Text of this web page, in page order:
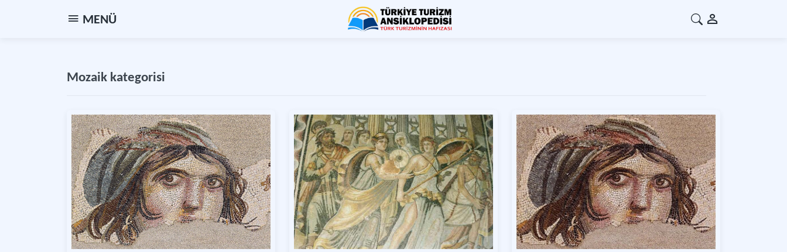
MENÜ
Mozaik kategorisi